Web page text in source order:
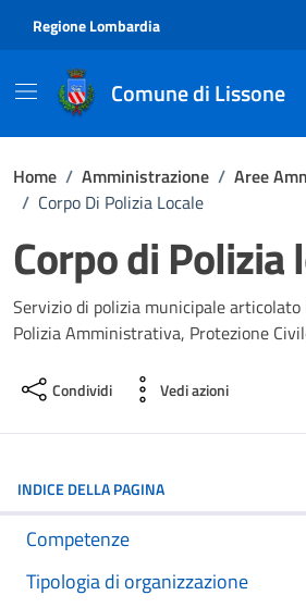
Regione Lombardia
Comune di Lissone
Home / Amministrazione / Aree
/ Corpo Di Polizia Locale
Corpo di Polizia
Servizio di polizia municipale articolato
Polizia Amministrativa, Protezione
Condividi Vedi azioni
INDICE DELLA PAGINA
Competenze
Tipologia di organizzazione